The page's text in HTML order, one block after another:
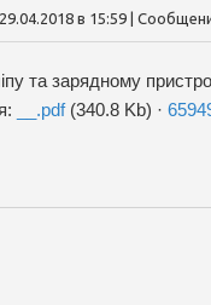
в 15:59 |
та зарядному
__.pdf (340.8 Kb) ·